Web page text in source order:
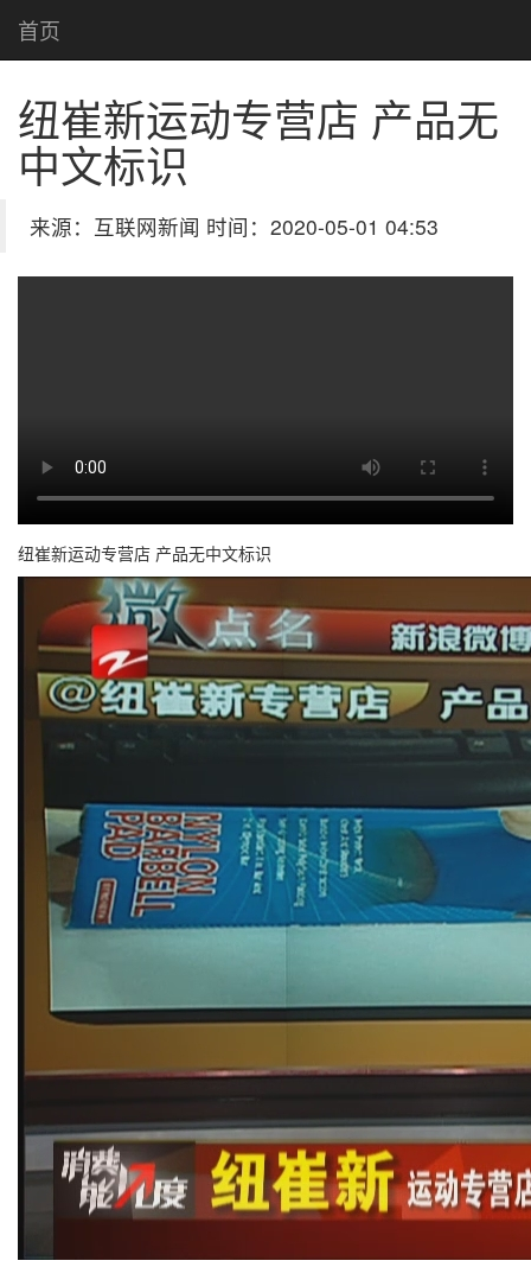
首页
纽崔新运动专营店 产品无
中文标识
来源：互联网新闻 时间：2020-05-01 04:53
纽崔新运动专营店 产品无中文标识